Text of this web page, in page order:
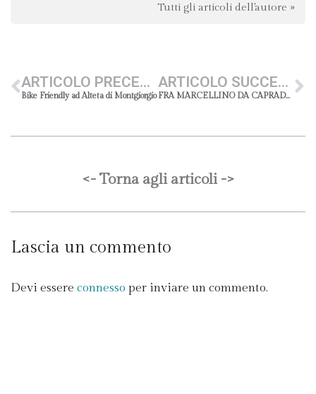
Tutti gli articoli dell'autore »
ARTICOLO PRECEDENTE
Bike Friendly ad Alteta di Montgiorgio
ARTICOLO SUCCESSIVO
FRA MARCELLINO DA CAPRADOSSO E LA CORALE A LUI DEDICATA
<- Torna agli articoli ->
Lascia un commento
Devi essere connesso per inviare un commento.